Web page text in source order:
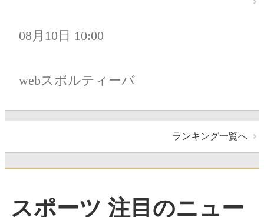
08月10日 10:00
webスポルティーバ
ランキング一覧へ
スポーツ 注目のニュー